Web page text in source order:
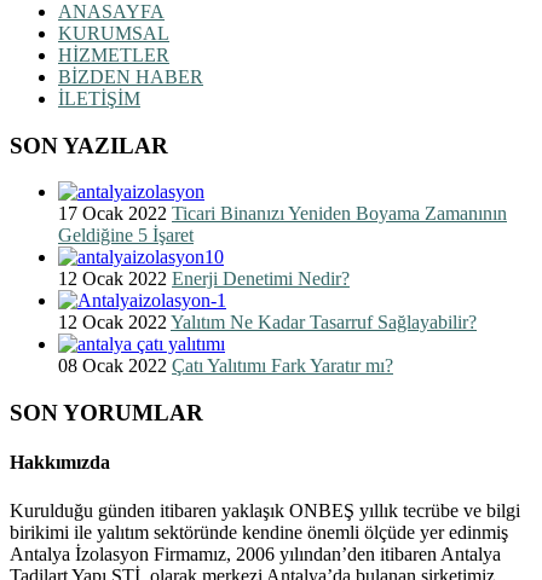
ANASAYFA
KURUMSAL
HİZMETLER
BİZDEN HABER
İLETİŞİM
SON YAZILAR
17 Ocak 2022 Ticari Binanızı Yeniden Boyama Zamanının
Geldiğine 5 İşaret
12 Ocak 2022 Enerji Denetimi Nedir?
12 Ocak 2022Yalıtım Ne Kadar Tasarruf Sağlayabilir?
08 Ocak 2022 Çatı Yalıtımı Fark Yaratır mı?
SON YORUMLAR
Hakkımızda
Kurulduğu günden itibaren yaklaşık ONBEŞ yıllık tecrübe ve bilgi
birikimi ile yalıtım sektöründe kendine önemli ölçüde yer edinmiş
Antalya İzolasyon Firmamız, 2006 yılından’den itibaren Antalya
Tadilart Yapı ŞTİ. olarak merkezi Antalya’da bulanan şirketimiz